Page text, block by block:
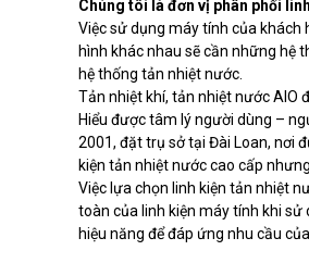
Chúng tôi là đơn vị phân phối
Việc sử dụng máy tính của khách
hình khác nhau sẽ cần những hệ
hệ thống tản nhiệt nước.
Tản nhiệt khí, tản nhiệt nước AIO
Hiểu được tâm lý người dùng –
2001, đặt trụ sở tại Đài Loan, nơi
kiện tản nhiệt nước cao cấp
Việc lựa chọn linh kiện tản nhiệt
toàn của linh kiện máy tính khi
hiệu năng để đáp ứng nhu cầu